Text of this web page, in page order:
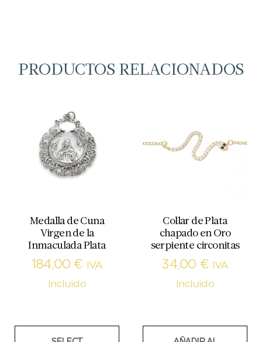
PRODUCTOS RELACIONADOS
Medalla de Cuna
Virgen de la
Inmaculada Plata
184,00 €
IVA
Incluido
Collar de Plata
chapado en Oro
serpiente circonitas
34,00 €
IVA
Incluido